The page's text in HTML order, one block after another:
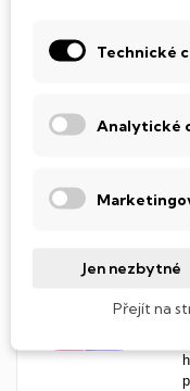
Technické
Analytické
Jen nezbytné
Přejít na